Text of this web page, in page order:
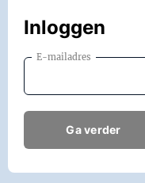
Inloggen
E-mailadres
Ga verder